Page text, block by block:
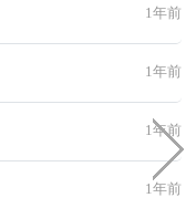
1年前
1年前
1年前
1年前